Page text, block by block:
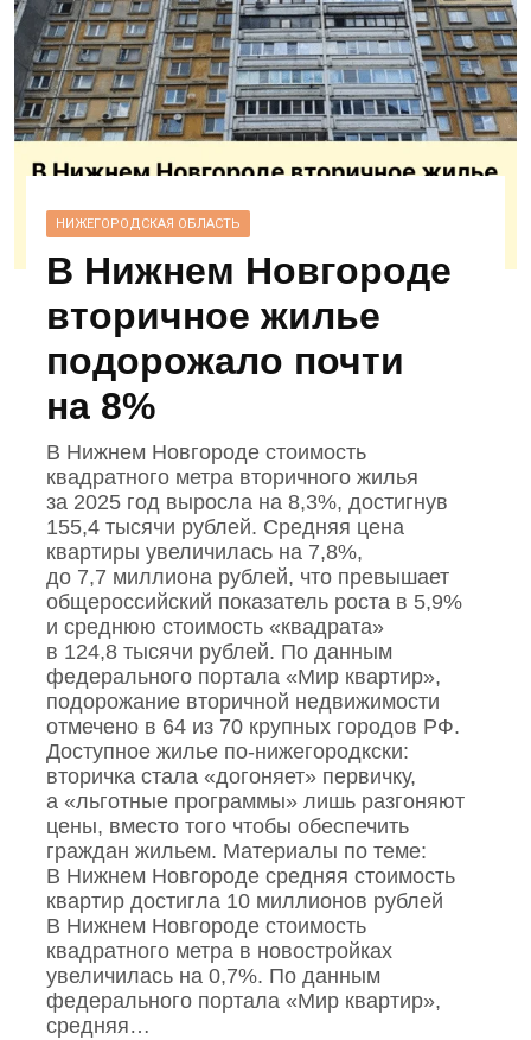
НИЖЕГОРОДСКАЯ ОБЛАСТЬ
В Нижнем Новгороде
вторичное жилье
подорожало почти
на 8%
В Нижнем Новгороде стоимость
квадратного метра вторичного жилья
за 2025 год выросла на 8,3%, достигнув
155,4 тысячи рублей. Средняя цена
квартиры увеличилась на 7,8%,
до 7,7 миллиона рублей, что превышает
общероссийский показатель роста в 5,9%
и среднюю стоимость «квадрата»
в 124,8 тысячи рублей. По данным
федерального портала «Мир квартир»,
подорожание вторичной недвижимости
отмечено в 64 из 70 крупных городов РФ.
Доступное жилье по‑нижегородкски:
вторичка стала «догоняет» первичку,
а «льготные программы» лишь разгоняют
цены, вместо того чтобы обеспечить
граждан жильем. Материалы по теме:
В Нижнем Новгороде средняя стоимость
квартир достигла 10 миллионов рублей
В Нижнем Новгороде стоимость
квадратного метра в новостройках
увеличилась на 0,7%. По данным
федерального портала «Мир квартир»,
средняя…